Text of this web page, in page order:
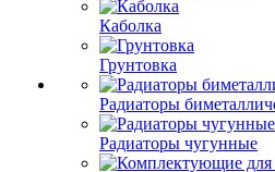
Каболка
Грунтовка
Радиаторы
Радиаторы чугунные